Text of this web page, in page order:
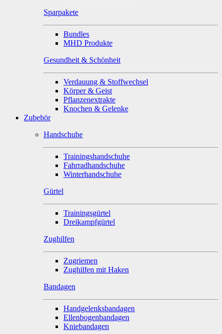
Sparpakete
Bundles
MHD Produkte
Gesundheit & Schönheit
Verdauung & Stoffwechsel
Körper & Geist
Pflanzenextrakte
Knochen & Gelenke
Zubehör
Handschuhe
Trainingshandschuhe
Fahrradhandschuhe
Winterhandschuhe
Gürtel
Trainingsgürtel
Dreikampfgürtel
Zughilfen
Zugriemen
Zughilfen mit Haken
Bandagen
Handgelenksbandagen
Ellenbogenbandagen
Kniebandagen